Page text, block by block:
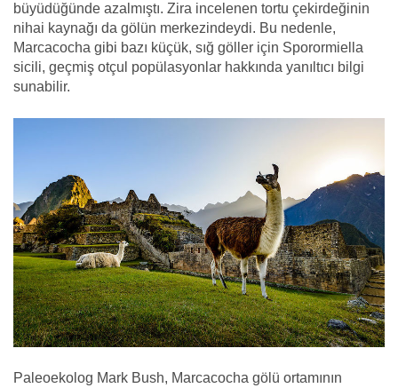
büyüdüğünde azalmıştı. Zira incelenen tortu çekirdeğinin
nihai kaynağı da gölün merkezindeydi. Bu nedenle,
Marcacocha gibi bazı küçük, sığ göller için Sporormiella
sicili, geçmiş otçul popülasyonlar hakkında yanıltıcı bilgi
sunabilir.
Paleoekolog Mark Bush, Marcacocha gölü ortamının